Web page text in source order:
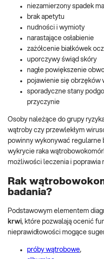
niezamierzony spadek
brak apetytu
nudności i wymioty
narastające osłabienie
zażółcenie białkówek
uporczywy świąd skóry
nagłe powiększenie
pojawienie się obrzęków
sporadyczne stany
przyczynie
Osoby należące do grupy
wątroby czy przewlekłym
powinny wykonywać regularne
wykrycie raka
możliwości leczenia i poprawia
Rak
badania?
Podstawowym elementem
krwi, które pozwalają ocenić
nieprawidłowości mogące
próby wątrobowe,